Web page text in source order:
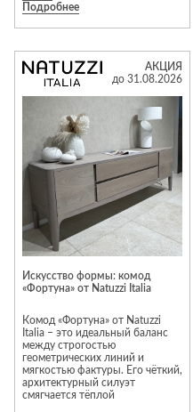
Moravio, Tomasella, Alf, Vaccari
предлагая клиентам
актуальные интерьерные
решения. Предложение
действительно с 1 по 31
августа 2026 года.
*Подробности и ассортимент
уточняйте в салоне «Галерея».
Салон «Галерея» в МТК «Гранд».
Вход №3, этаж 3
Подробнее
АКЦИЯ
до 31.08.2026
Искусство формы: комод
«Фортуна» от Natuzzi Italia
Комод «Фортуна» от Natuzzi
Italia – это идеальный баланс
между строгостью
геометрических линий и
мягкостью фактуры. Его чёткий,
архитектурный силуэт
смягчается тёплой